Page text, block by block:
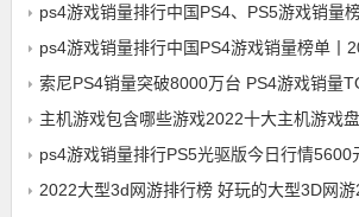
ps4游戏销量排行中国PS4、PS5游戏销量
ps4游戏销量排行中国PS4游戏销量榜单丨
索尼PS4销量突破8000万台 PS4游戏销量TOP10榜单2022年
主机游戏包含哪些游戏2022十大主机游戏盘点
ps4游戏销量排行PS5光驱版今日行情5600元2020年12月中国
2022大型3d网游排行榜 好玩的大型3D网